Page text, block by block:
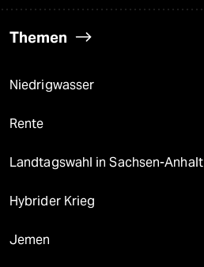
Themen
Niedrigwasser
Rente
Landtagswahl in Sachsen-Anhalt
Hybrider Krieg
Jemen